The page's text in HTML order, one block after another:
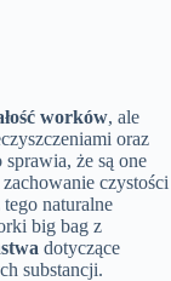
worków, ale
oraz
że są one
czystości
naturalne
big bag z
dotyczące
substancji.